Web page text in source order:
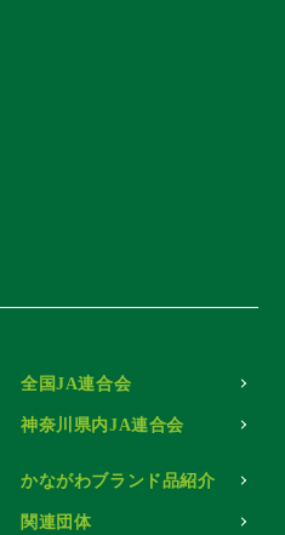
全国JA連合会
神奈川県内JA連合会
かながわブランド品紹介
関連団体